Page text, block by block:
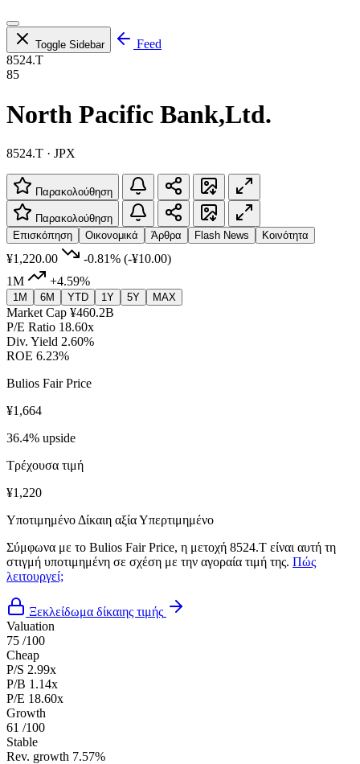
Toggle Sidebar
Feed
8524.T
85
North Pacific Bank,Ltd.
8524.T · JPX
Παρακολούθηση
Παρακολούθηση
Επισκόπηση
Οικονομικά Άρθρα Flash News Κοινότητα
¥1,220.00 -0.81% (-¥10.00)
1M
+4.59%
1M 6M YTD 1Y 5Y MAX
Market Cap ¥460.2B
P/E Ratio 18.60x
Div. Yield 2.60%
ROE 6.23%
Bulios Fair Price
¥1,664
36.4% upside
Τρέχουσα τιμή
¥1,220
Υποτιμημένο Δίκαιη αξίαΥπερτιμημένο
Σύμφωνα με το Bulios Fair Price, η μετοχή 8524.T είναι αυτή τη
στιγμή υποτιμημένη σε σχέση με την αγοραία τιμή της. Πώς
λειτουργεί;
Ξεκλείδωμα δίκαιης τιμής
Valuation
75 /100
Cheap
P/S 2.99x
P/B 1.14x
P/E 18.60x
Growth
61 /100
Stable
Rev. growth 7.57%